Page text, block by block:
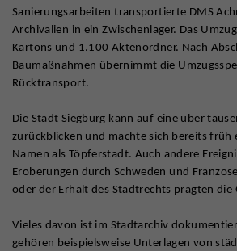
Sanierungsarbeiten transportierte DMS
Archivalien in ein Zwischenlager. Das
Kartons und 1.100 Aktenordner. Nach
Baumaßnahmen übernimmt die
Rücktransport.
Die Stadt Siegburg kann auf eine über
zurückblicken und machte sich bereits früh
Namen als Töpferstadt. Auch andere
Eroberungen durch Schweden und
oder der Erhalt des Stadtrechts prägten die
Vieles davon ist im Stadtarchiv
gehören beispielsweise Unterlagen von